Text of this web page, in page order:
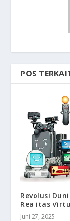
POS
Revolusi
Realitas
Juni 27, 2025